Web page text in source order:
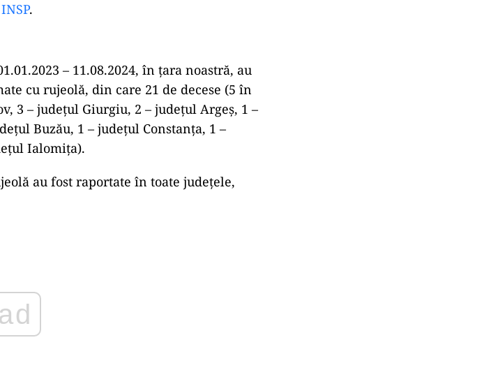
INSP.
– 11.08.2024, în țara noastră, au
cu rujeolă, din care 21 de decese (5 în
3 – județul Giurgiu, 2 – județul Argeș, 1 –
Buzău, 1 – județul Constanța, 1 –
Ialomița).
au fost raportate în toate județele,
ad